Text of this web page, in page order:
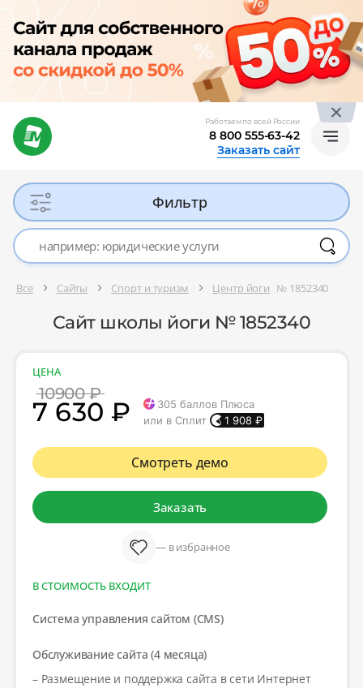
Работаем по всей России
8 800 555-63-42
Заказать сайт
Фильтр
Все Сайты Спорт и туризм Центр йоги № 1852340
Сайт школы йоги № 1852340
ЦЕНА
10900 ₽
7 630 ₽ 305 баллов Плюса
или в Сплит
1 908 ₽
Смотреть демо
Заказать
— в избранное
В СТОИМОСТЬ ВХОДИТ
Система управления сайтом (CMS)
Обслуживание сайта (4 месяца)
– Размещение и поддержка сайта в сети Интернет